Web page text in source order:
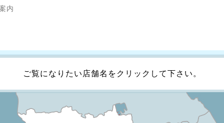
内
ご覧になりたい店舗名をクリックして下さい。